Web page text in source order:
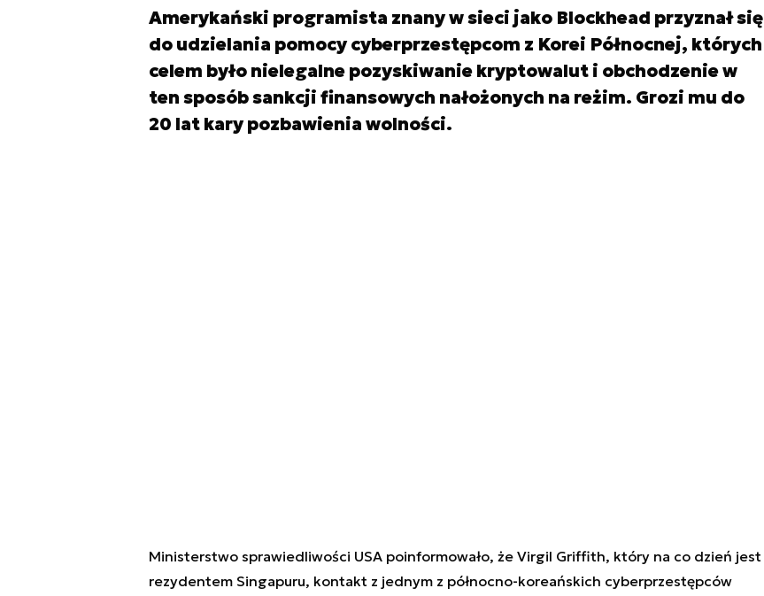
Amerykański programista znany w sieci jako Blockhead przyznał się
do udzielania pomocy cyberprzestępcom z Korei Północnej, których
celem było nielegalne pozyskiwanie kryptowalut i obchodzenie w
ten sposób sankcji finansowych nałożonych na reżim. Grozi mu do
20 lat kary pozbawienia wolności.
Ministerstwo sprawiedliwości USA poinformowało, że Virgil Griffith, który na co dzień jest
rezydentem Singapuru, kontakt z jednym z północno-koreańskich cyberprzestępców